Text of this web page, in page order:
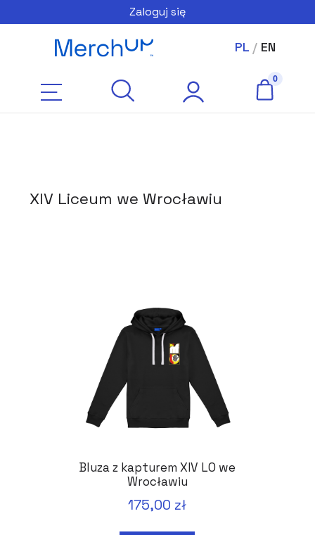
Zaloguj się
PL/ EN
XIV Liceum we Wrocławiu
Bluza z kapturem XIV LO we
Wrocławiu
175,00 zł